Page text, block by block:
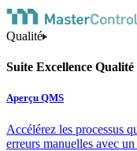
Qualité
Suite Excellence Qualité
Aperçu QMS
Accélérez les processus
erreurs manuelles avec